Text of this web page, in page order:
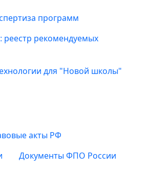
программ
рекомендуемых
для "Новой школы"
акты РФ
Документы ФПО России